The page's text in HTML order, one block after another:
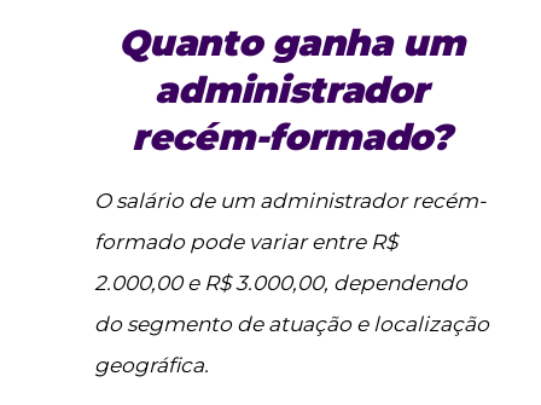
Quanto ganha um
administrador
recém-formado?
O salário de um administrador recém-
formado pode variar entre R$
2.000,00 e R$ 3.000,00, dependendo
do segmento de atuação e localização
geográfica.